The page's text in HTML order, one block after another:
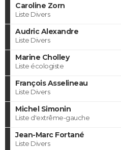
Caroline Zorn
Liste Divers
Audric Alexandre
Liste Divers
Marine Cholley
Liste écologiste
François Asselineau
Liste Divers
Michel Simonin
Liste d'extrême-gauche
Jean-Marc Fortané
Liste Divers